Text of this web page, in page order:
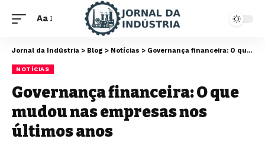
Aa
Jornal da Indústria > Blog > Notícias > Governança financeira: O que mudou nas empresas nos últimos anos
NOTÍCIAS
Governança financeira: O que
mudou nas empresas nos
últimos anos